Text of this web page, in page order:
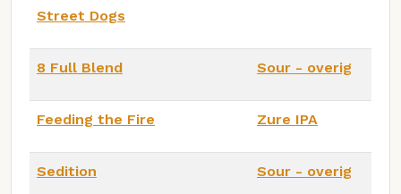
Street Dogs
8 Full Blend Sour - overig
Feeding the Fire Zure IPA
Sedition Sour - overig